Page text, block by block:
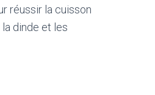
réussir la cuisson
la dinde et les